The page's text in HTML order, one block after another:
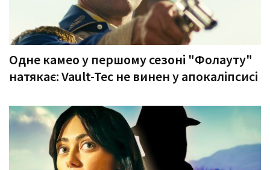
Одне камео у першому сезоні "Фолауту"
натякає: Vault-Tec не винен у апокаліпсисі